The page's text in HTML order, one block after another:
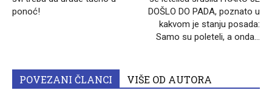
ponoć!
DOŠLO DO PADA, poznato u
kakvom je stanju posada:
Samo su poleteli, a onda…
POVEZANI ČLANCI VIŠE OD AUTORA